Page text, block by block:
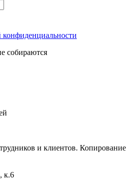
собираются
и клиентов. Копирование
к.6